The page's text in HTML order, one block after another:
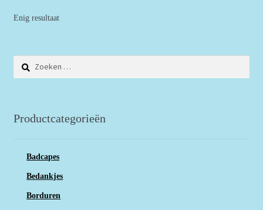
Enig resultaat
naar:
Productcategorieën
Badcapes
Bedankjes
Borduren